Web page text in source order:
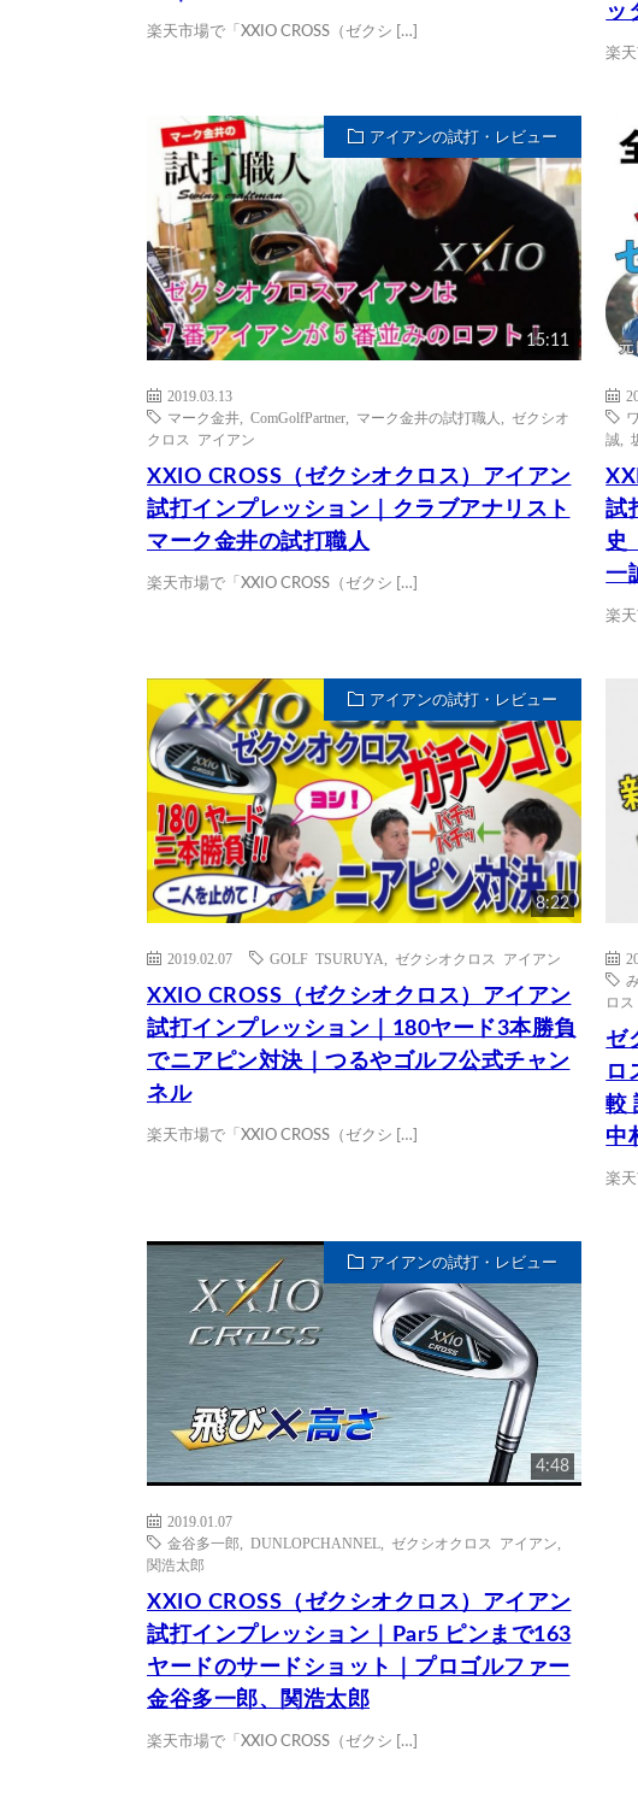
楽天市場で「XXIO CROSS（ゼクシ […]
ッ
楽
アイアンの試打・レビュー
15:11
2019.03.13
マーク金井
ComGolfPartner マーク金井の試打職人
ゼクシオ
クロス アイアン
XXIO CROSS（ゼクシオクロス）アイアン
試打インプレッション｜クラブアナリスト
マーク金井の試打職人
楽天市場で「XXIO CROSS（ゼクシ […]
誠
,
試
史
一
楽
アイアンの試打・レビュー
8:22
2019.02.07 GOLF TSURUYA ゼクシオクロス アイアン
XXIO CROSS（ゼクシオクロス）アイアン
試打インプレッション｜180ヤード3本勝負
でニアピン対決｜つるやゴルフ公式チャン
ネル
楽天市場で「XXIO CROSS（ゼクシ […]
ロ
ゼ
ロ
較
中
楽
アイアンの試打・レビュー
4:48
2019.01.07
金谷多一郎
DUNLOPCHANNEL ゼクシオクロス アイアン
関浩太郎
XXIO CROSS（ゼクシオクロス）アイアン
試打インプレッション｜Par5 ピンまで163
ヤードのサードショット｜プロゴルファー
金谷多一郎、関浩太郎
楽天市場で「XXIO CROSS（ゼクシ […]